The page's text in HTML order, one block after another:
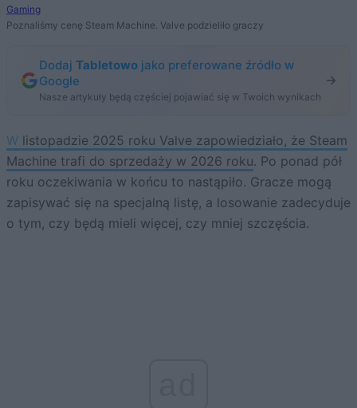
Gaming
Poznaliśmy cenę Steam Machine. Valve podzieliło graczy
Dodaj Tabletowo jako preferowane źródło w
Google
Nasze artykuły będą częściej pojawiać się w Twoich wynikach
W listopadzie 2025 roku Valve zapowiedziało, że Steam
Machine trafi do sprzedaży w 2026 roku. Po ponad pół
roku oczekiwania w końcu to nastąpiło. Gracze mogą
zapisywać się na specjalną listę, a losowanie zadecyduje
o tym, czy będą mieli więcej, czy mniej szczęścia.